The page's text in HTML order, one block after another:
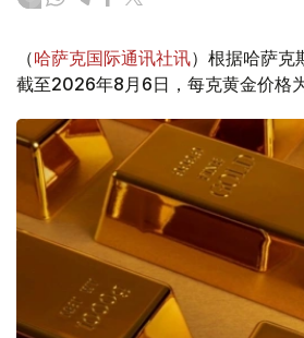
（哈萨克国际通讯社讯）根据哈萨克
截至2026年8月6日，每克黄金价格